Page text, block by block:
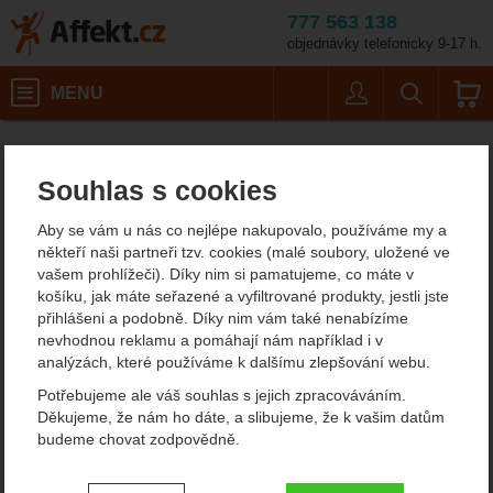
Souhlas s cookies
Aby se vám u nás co nejlépe nakupovalo, používáme my a
někteří naši partneři tzv. cookies (malé soubory, uložené ve
vašem prohlížeči). Díky nim si pamatujeme, co máte v
košíku, jak máte seřazené a vyfiltrované produkty, jestli jste
přihlášeni a podobně. Díky nim vám také nenabízíme
nevhodnou reklamu a pomáhají nám například i v
analýzách, které používáme k dalšímu zlepšování webu.
Potřebujeme ale váš souhlas s jejich zpracováváním.
Děkujeme, že nám ho dáte, a slibujeme, že k vašim datům
budeme chovat zodpovědně.
Nastavení souhlasů s kategoriemi
777 563 138
objednávky telefonicky 9-17 h.
MENU
Barva: grey
Camp. Druid Pro
Fotografie